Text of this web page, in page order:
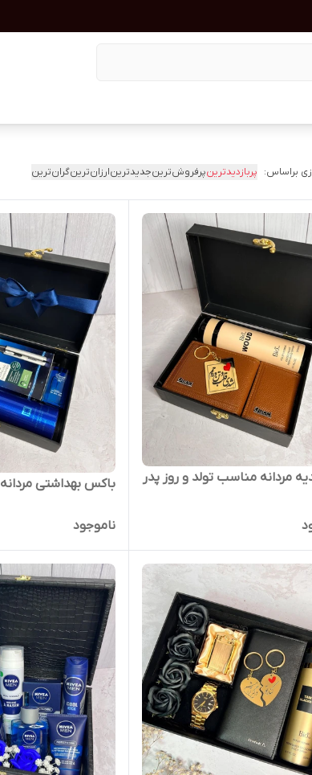
براساس: پربازدیدترینپرفروش‌ترینجدیدترینارزان‌ترینگران‌ترین
مردانه مناسب تولد و روز پدر
باکس بهداشتی مردانه ۱۱۱
ناموجود